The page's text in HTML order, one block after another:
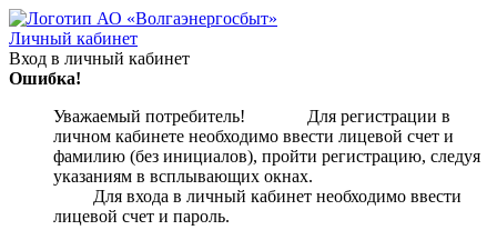
Личный кабинет
Вход в личный кабинет
Ошибка!
Уважаемый потребитель! Для регистрации в
личном кабинете необходимо ввести лицевой счет и
фамилию (без инициалов), пройти регистрацию, следуя
указаниям в всплывающих окнах.
Для входа в личный кабинет необходимо ввести
лицевой счет и пароль.